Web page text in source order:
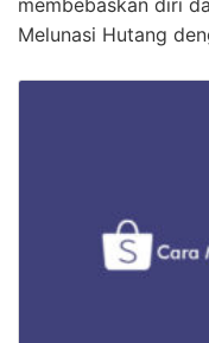
Melunasi Hutang